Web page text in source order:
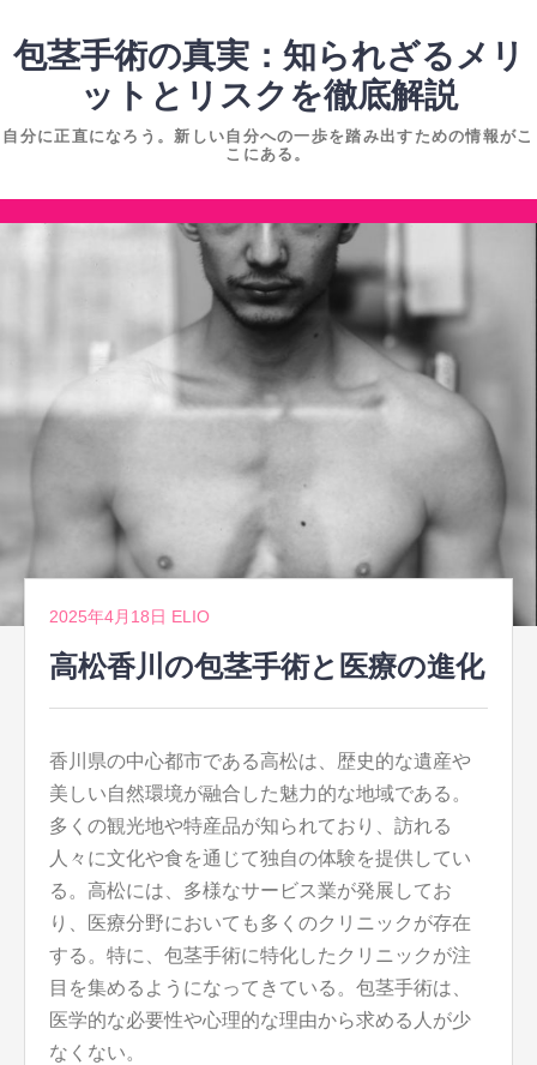
ン
ツ
包茎手術の真実：知られざるメリ
ットとリスクを徹底解説
自分に正直になろう。新しい自分への一歩を踏み出すための情報がこ
こにある。
コ
ス
2025年4月18日 ELIO
高松香川の包茎手術と医療の進化
香川県の中心都市である高松は、歴史的な遺産や
美しい自然環境が融合した魅力的な地域である。
多くの観光地や特産品が知られており、訪れる
人々に文化や食を通じて独自の体験を提供してい
る。高松には、多様なサービス業が発展してお
り、医療分野においても多くのクリニックが存在
する。特に、包茎手術に特化したクリニックが注
目を集めるようになってきている。包茎手術は、
医学的な必要性や心理的な理由から求める人が少
なくない。